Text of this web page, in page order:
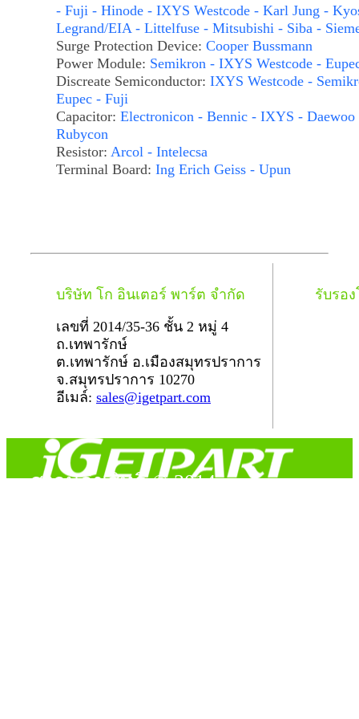
- Fuji - Hinode - IXYS Westcode - Karl Jung -
Legrand/EIA - Littelfuse - Mitsubishi - Siba -
Surge Protection Device: Cooper Bussmann
Power Module: Semikron - IXYS Westcode -
Discreate Semiconductor: IXYS Westcode -
Eupec - Fuji
Capacitor: Electronicon - Bennic - IXYS - Daewoo
Rubycon
Resistor: Arcol - Intelecsa
Terminal Board: Ing Erich Geiss - Upun
บริษัท โก อินเตอร์ พาร์ต จำกัด
เลขที่ 2014/35-36 ชั้น 2 หมู่ 4
ถ.เทพารักษ์
ต.เทพารักษ์ อ.เมืองสมุทรปราการ
จ.สมุทรปราการ 10270
อีเมล์: sales@igetpart.com
รับรอ
สงวนลิขสิทธิ์ © 2014